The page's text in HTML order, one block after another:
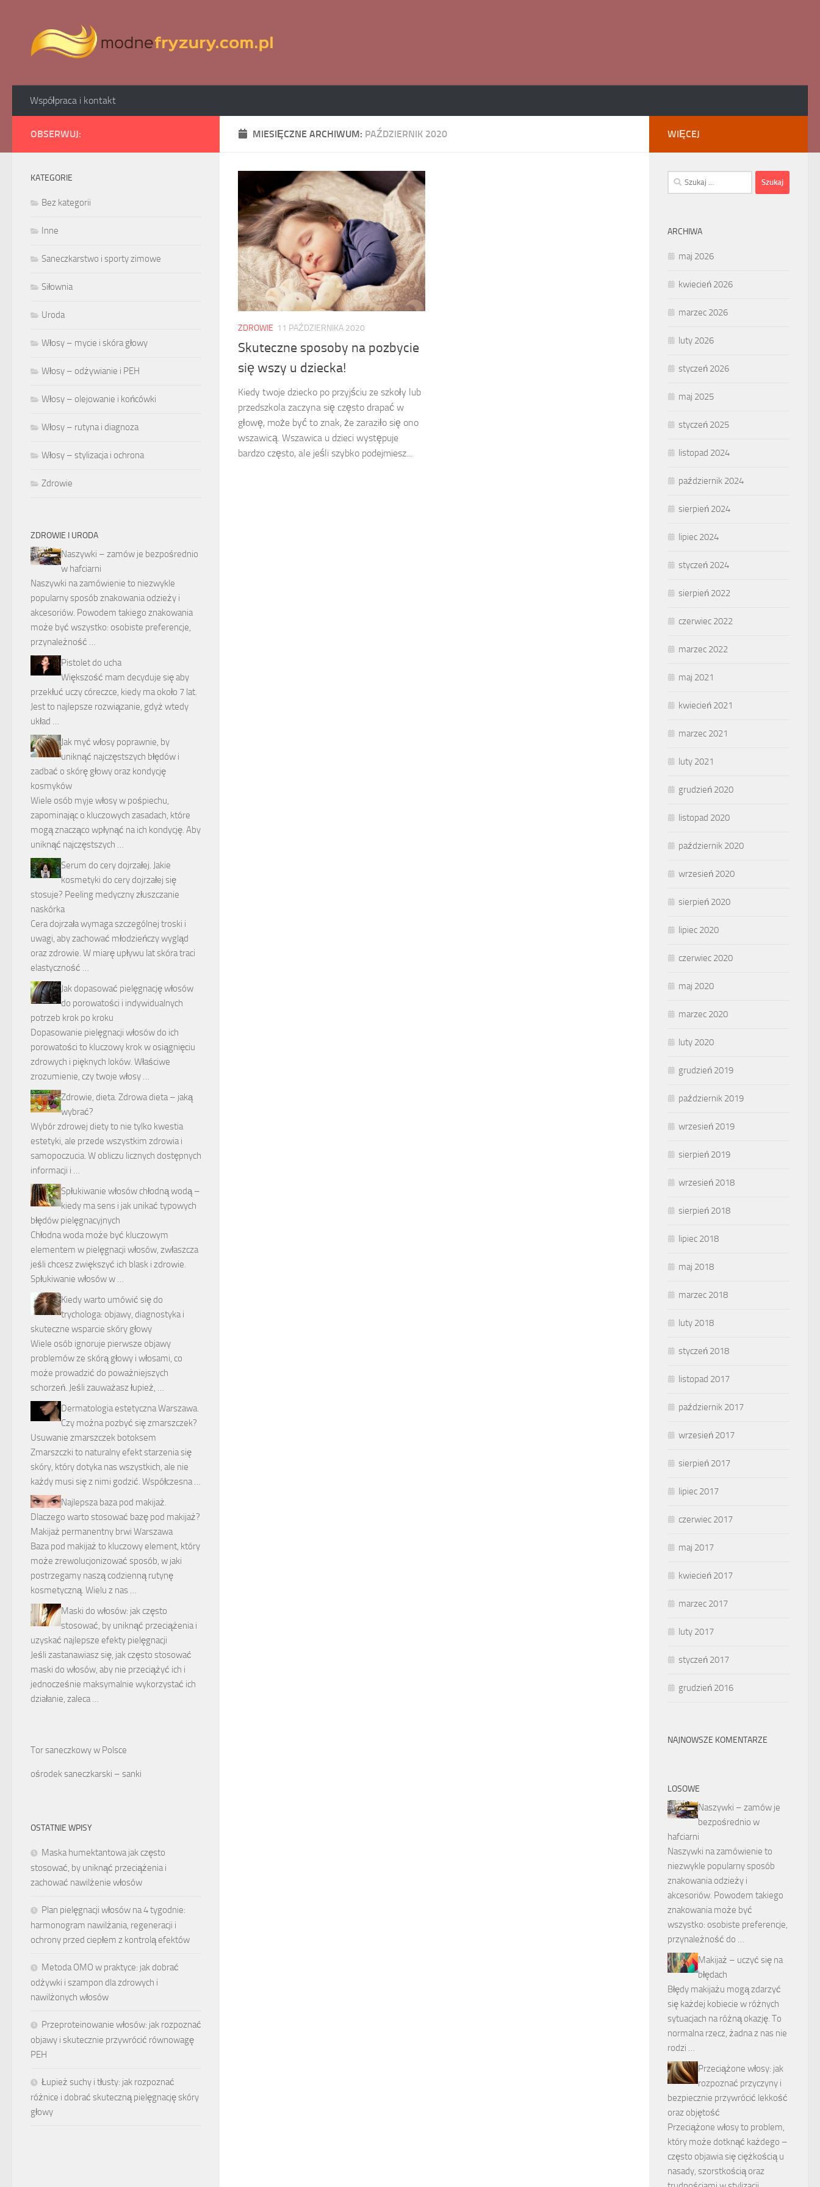
Współpraca i kontakt
MIESIĘCZNE ARCHIWUM: PAŹDZIERNIK 2020
ZDROWIE 11 PAŹDZIERNIKA 2020
Skuteczne sposoby na pozbycie
się wszy u dziecka!
Kiedy twoje dziecko po przyjściu ze szkoły lub
przedszkola zaczyna się często drapać w
głowę, może być to znak, że zaraziło się ono
wszawicą. Wszawica u dzieci występuje
bardzo często, ale jeśli szybko podejmiesz...
OBSERWUJ:
KATEGORIE
Bez kategorii
Inne
Saneczkarstwo i sporty zimowe
Siłownia
Uroda
Włosy – mycie i skóra głowy
Włosy – odżywianie i PEH
Włosy – olejowanie i końcówki
Włosy – rutyna i diagnoza
Włosy – stylizacja i ochrona
Zdrowie
ZDROWIE I URODA
Naszywki – zamów je bezpośrednio
w hafciarni
Naszywki na zamówienie to niezwykle
popularny sposób znakowania odzieży i
akcesoriów. Powodem takiego znakowania
może być wszystko: osobiste preferencje,
przynależność …
Pistolet do ucha
Większość mam decyduje się aby
przekłuć uczy córeczce, kiedy ma około 7 lat.
Jest to najlepsze rozwiązanie, gdyż wtedy
układ …
Jak myć włosy poprawnie, by
uniknąć najczęstszych błędów i
zadbać o skórę głowy oraz kondycję
kosmyków
Wiele osób myje włosy w pośpiechu,
zapominając o kluczowych zasadach, które
mogą znacząco wpłynąć na ich kondycję. Aby
uniknąć najczęstszych …
Serum do cery dojrzałej. Jakie
kosmetyki do cery dojrzałej się
stosuje? Peeling medyczny złuszczanie
naskórka
Cera dojrzała wymaga szczególnej troski i
uwagi, aby zachować młodzieńczy wygląd
oraz zdrowie. W miarę upływu lat skóra traci
elastyczność …
Jak dopasować pielęgnację włosów
do porowatości i indywidualnych
potrzeb krok po kroku
Dopasowanie pielęgnacji włosów do ich
porowatości to kluczowy krok w osiągnięciu
zdrowych i pięknych loków. Właściwe
zrozumienie, czy twoje włosy …
Zdrowie, dieta. Zdrowa dieta – jaką
wybrać?
Wybór zdrowej diety to nie tylko kwestia
estetyki, ale przede wszystkim zdrowia i
samopoczucia. W obliczu licznych dostępnych
informacji i …
Spłukiwanie włosów chłodną wodą –
kiedy ma sens i jak unikać typowych
błędów pielęgnacyjnych
Chłodna woda może być kluczowym
elementem w pielęgnacji włosów, zwłaszcza
jeśli chcesz zwiększyć ich blask i zdrowie.
Spłukiwanie włosów w …
Kiedy warto umówić się do
trychologa: objawy, diagnostyka i
skuteczne wsparcie skóry głowy
Wiele osób ignoruje pierwsze objawy
problemów ze skórą głowy i włosami, co
może prowadzić do poważniejszych
schorzeń. Jeśli zauważasz łupież, …
Dermatologia estetyczna Warszawa.
Czy można pozbyć się zmarszczek?
Usuwanie zmarszczek botoksem
Zmarszczki to naturalny efekt starzenia się
skóry, który dotyka nas wszystkich, ale nie
każdy musi się z nimi godzić. Współczesna …
Najlepsza baza pod makijaż.
Dlaczego warto stosować bazę pod makijaż?
Makijaż permanentny brwi Warszawa
Baza pod makijaż to kluczowy element, który
może zrewolucjonizować sposób, w jaki
postrzegamy naszą codzienną rutynę
kosmetyczną. Wielu z nas …
Maski do włosów: jak często
stosować, by uniknąć przeciążenia i
uzyskać najlepsze efekty pielęgnacji
Jeśli zastanawiasz się, jak często stosować
maski do włosów, aby nie przeciążyć ich i
jednocześnie maksymalnie wykorzystać ich
działanie, zaleca …
Tor saneczkowy w Polsce
ośrodek saneczkarski – sanki
OSTATNIE WPISY
Maska humektantowa jak często
stosować, by uniknąć przeciążenia i
zachować nawilżenie włosów
Plan pielęgnacji włosów na 4 tygodnie:
harmonogram nawilżania, regeneracji i
ochrony przed ciepłem z kontrolą efektów
Metoda OMO w praktyce: jak dobrać
odżywki i szampon dla zdrowych i
nawilżonych włosów
Przeproteinowanie włosów: jak rozpoznać
objawy i skutecznie przywrócić równowagę
PEH
Łupież suchy i tłusty: jak rozpoznać
różnice i dobrać skuteczną pielęgnację skóry
głowy
WIĘCEJ
Szukaj:
ARCHIWA
maj 2026
kwiecień 2026
marzec 2026
luty 2026
styczeń 2026
maj 2025
styczeń 2025
listopad 2024
październik 2024
sierpień 2024
lipiec 2024
styczeń 2024
sierpień 2022
czerwiec 2022
marzec 2022
maj 2021
kwiecień 2021
marzec 2021
luty 2021
grudzień 2020
listopad 2020
październik 2020
wrzesień 2020
sierpień 2020
lipiec 2020
czerwiec 2020
maj 2020
marzec 2020
luty 2020
grudzień 2019
październik 2019
wrzesień 2019
sierpień 2019
wrzesień 2018
sierpień 2018
lipiec 2018
maj 2018
marzec 2018
luty 2018
styczeń 2018
listopad 2017
październik 2017
wrzesień 2017
sierpień 2017
lipiec 2017
czerwiec 2017
maj 2017
kwiecień 2017
marzec 2017
luty 2017
styczeń 2017
grudzień 2016
NAJNOWSZE KOMENTARZE
LOSOWE
Naszywki – zamów je
bezpośrednio w
hafciarni
Naszywki na zamówienie to
niezwykle popularny sposób
znakowania odzieży i
akcesoriów. Powodem takiego
znakowania może być
wszystko: osobiste preferencje,
przynależność do …
Makijaż – uczyć się na
błędach
Błędy makijażu mogą zdarzyć
się każdej kobiecie w różnych
sytuacjach na różną okazję. To
normalna rzecz, żadna z nas nie
rodzi …
Przeciążone włosy: jak
rozpoznać przyczyny i
bezpiecznie przywrócić lekkość
oraz objętość
Przeciążone włosy to problem,
który może dotknąć każdego –
często objawia się ciężkością u
nasady, szorstkością oraz